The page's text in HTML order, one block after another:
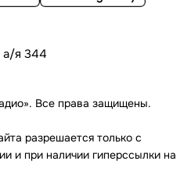
а/я 344
Все права защищены.
разрешается только с
и при наличии гиперссылки на